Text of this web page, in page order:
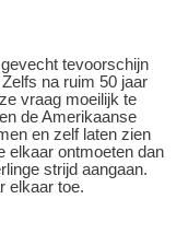
tevoorschijn
na ruim 50 jaar
vraag moeilijk te
de Amerikaanse
en zelf laten zien
elkaar ontmoeten dan
strijd aangaan.
elkaar toe.